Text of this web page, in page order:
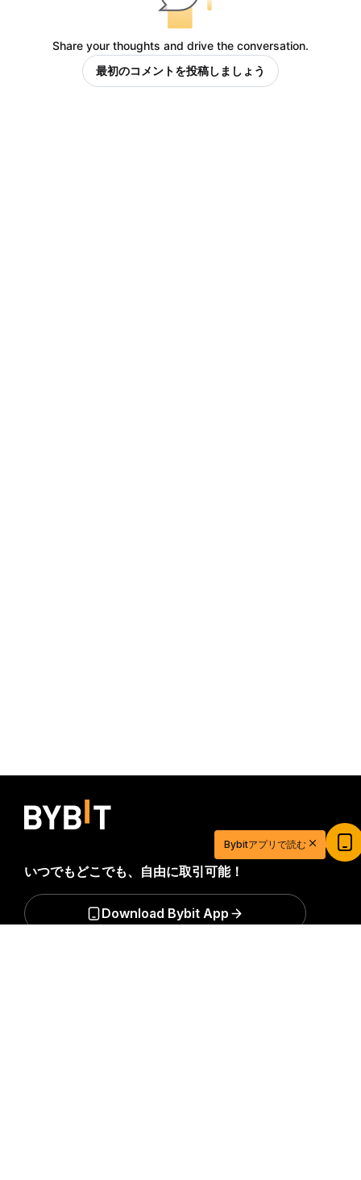
Share your thoughts and drive the conversation.
最初のコメントを投稿しましょう
いつでもどこでも、自由に取引可能！
Download Bybit App
20ドル相当の特典ゲットで取引を始めよう
新規登録＆取引で20ドル相当の獲得チャンス！
今すぐ登録
Bybitアプリで読む